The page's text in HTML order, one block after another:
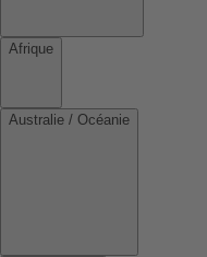
Afrique
Australie / Océanie